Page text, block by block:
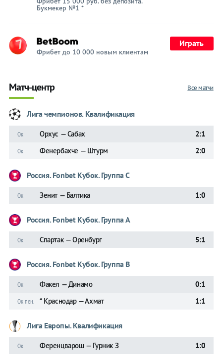
Букмекер №1 *
Фрибет до 10 000 новым клиентам
Играть
Все матчи
Матч-центр
Лига чемпионов. Квалификация
Ок Орхус — Сабах 2:1
Ок Фенербахче — Штурм 2:0
Россия. Fonbet Кубок. Группа C
Ок Зенит — Балтика 1:0
Россия. Fonbet Кубок. Группа A
Ок Спартак — Оренбург 5:1
Россия. Fonbet Кубок. Группа B
Ок Факел — Динамо 0:1
Ок пен. * Краснодар — Ахмат 1:1
Лига Европы. Квалификация
Ок Ференцварош — Гурник З 1:0